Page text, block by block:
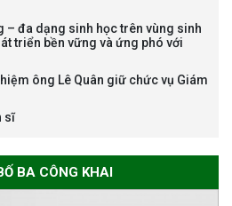
Nguyễn Thế Thông
Thông báo chương trình học
bổng Nagao tại Việt Nam năm
đa dạng sinh học trên vùng sinh
triển bền vững và ứng phó với
ông Lê Quân giữ chức vụ Giám
sĩ
BA CÔNG KHAI